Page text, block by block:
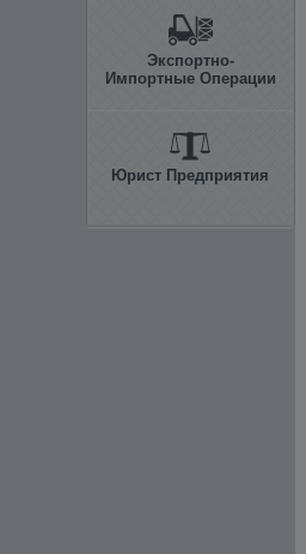
Экспортно-
Импортные Операции
Юрист Предприятия